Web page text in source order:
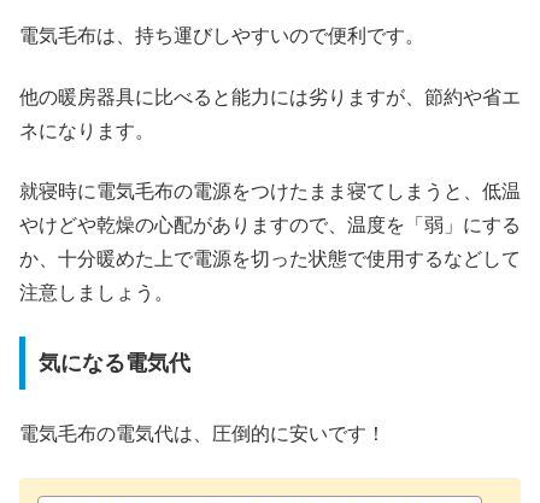
電気毛布は、持ち運びしやすいので便利です。
他の暖房器具に比べると能力には劣りますが、節約や省エ
ネになります。
就寝時に電気毛布の電源をつけたまま寝てしまうと、低温
やけどや乾燥の心配がありますので、温度を「弱」にする
か、十分暖めた上で電源を切った状態で使用するなどして
注意しましょう。
気になる電気代
電気毛布の電気代は、圧倒的に安いです！